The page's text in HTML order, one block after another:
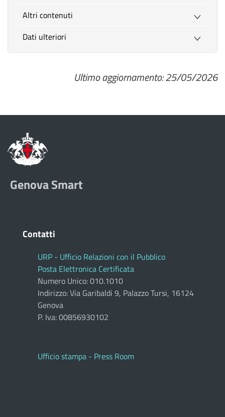
Altri contenuti
Dati ulteriori
Ultimo aggiornamento: 25/05/2026
Genova Smart
Contatti
URP - Ufficio Relazioni con il Pubblico
Posta Elettronica Certificata
Numero Unico: 010.1010
Indirizzo: Via Garibaldi 9, Palazzo Tursi, 16124
Genova
P. Iva: 00856930102
Ufficio stampa - Press Room